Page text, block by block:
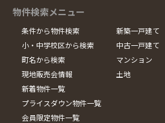
物件検索メニュー
条件から物件検索
小・中学校区から検索
町名から検索
現地販売会情報
新着物件一覧
プライスダウン物件一覧
会員限定物件一覧
新築一戸建て
中古一戸建て
マンション
土地